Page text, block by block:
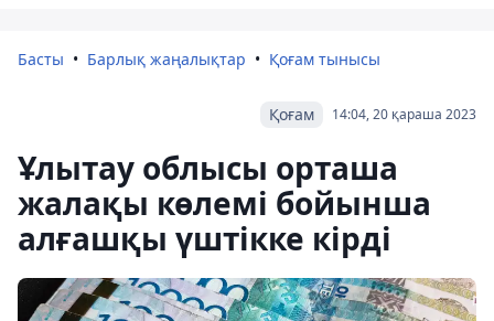
Басты Барлық жаңалықтар Қоғам тынысы
14:04, 20 қараша 2023
Қоғам
Ұлытау облысы орташа
жалақы көлемі бойынша
алғашқы үштікке кірді